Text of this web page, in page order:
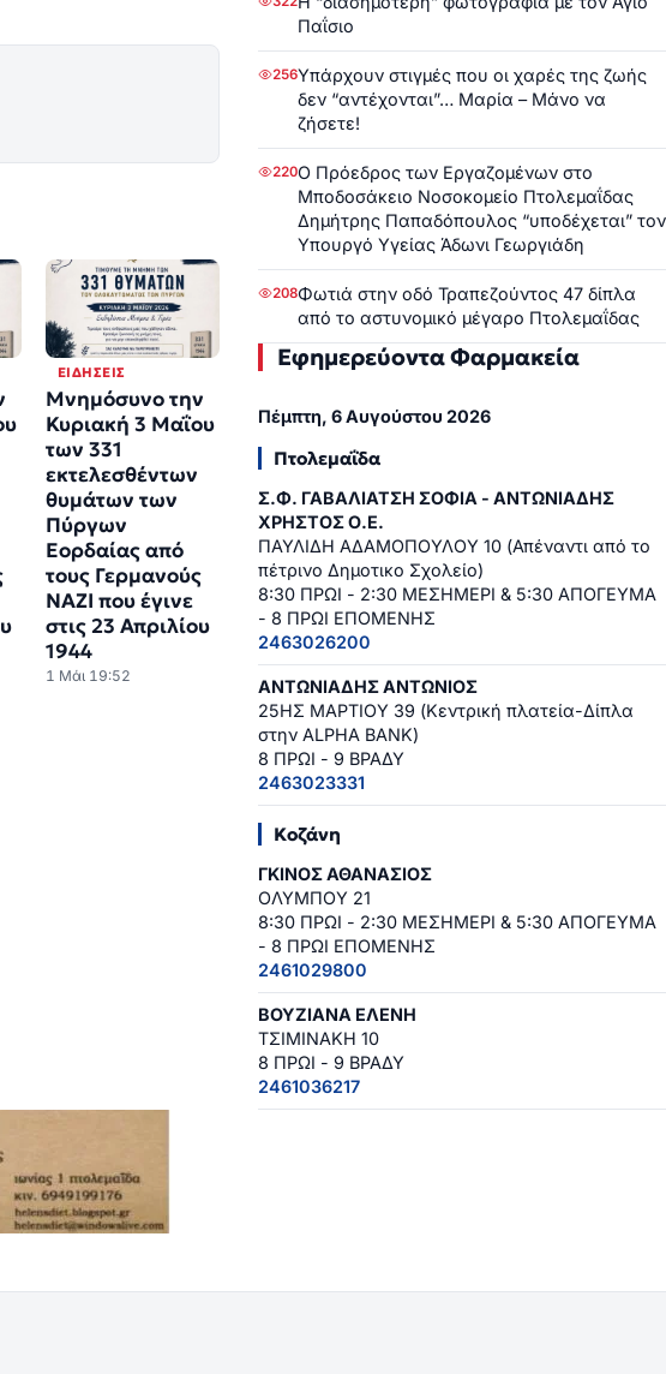
ΕΙΔΉΣΕΙΣ
Μνημόσυνο την
Κυριακή 3 Μαΐου
των 331
εκτελεσθέντων
θυμάτων των
Πύργων
Εορδαίας από
τους Γερμανούς
ΝΑΖΙ που έγινε
στις 23 Απριλίου
1944
1 Μάι 19:52
Παΐσιο
256Υπάρχουν στιγμές που οι χαρές της ζωής
δεν “αντέχονται”… Μαρία – Μάνο να
ζήσετε!
220Ο Πρόεδρος των Εργαζομένων στο
Μποδοσάκειο Νοσοκομείο Πτολεμαΐδας
Δημήτρης Παπαδόπουλος “υποδέχεται” τον
Υπουργό Υγείας Άδωνι Γεωργιάδη
208Φωτιά στην οδό Τραπεζούντος 47 δίπλα
από το αστυνομικό μέγαρο Πτολεμαΐδας
Εφημερεύοντα Φαρμακεία
Πέμπτη, 6 Αυγούστου 2026
Πτολεμαΐδα
Σ.Φ. ΓΑΒΑΛΙΑΤΣΗ ΣΟΦΙΑ - ΑΝΤΩΝΙΑΔΗΣ
ΧΡΗΣΤΟΣ Ο.Ε.
ΠΑΥΛΙΔΗ ΑΔΑΜΟΠΟΥΛΟΥ 10 (Απέναντι από το
πέτρινο Δημοτικο Σχολείο)
8:30 ΠΡΩΙ - 2:30 ΜΕΣΗΜΕΡΙ & 5:30 ΑΠΟΓΕΥΜΑ
- 8 ΠΡΩΙ ΕΠΟΜΕΝΗΣ
2463026200
ΑΝΤΩΝΙΑΔΗΣ ΑΝΤΩΝΙΟΣ
25ΗΣ ΜΑΡΤΙΟΥ 39 (Κεντρική πλατεία-Δίπλα
στην ALPHA BANK)
8 ΠΡΩΙ - 9 ΒΡΑΔΥ
2463023331
Κοζάνη
ΓΚΙΝΟΣ ΑΘΑΝΑΣΙΟΣ
ΟΛΥΜΠΟΥ 21
8:30 ΠΡΩΙ - 2:30 ΜΕΣΗΜΕΡΙ & 5:30 ΑΠΟΓΕΥΜΑ
- 8 ΠΡΩΙ ΕΠΟΜΕΝΗΣ
2461029800
ΒΟΥΖΙΑΝΑ ΕΛΕΝΗ
ΤΣΙΜΙΝΑΚΗ 10
8 ΠΡΩΙ - 9 ΒΡΑΔΥ
2461036217